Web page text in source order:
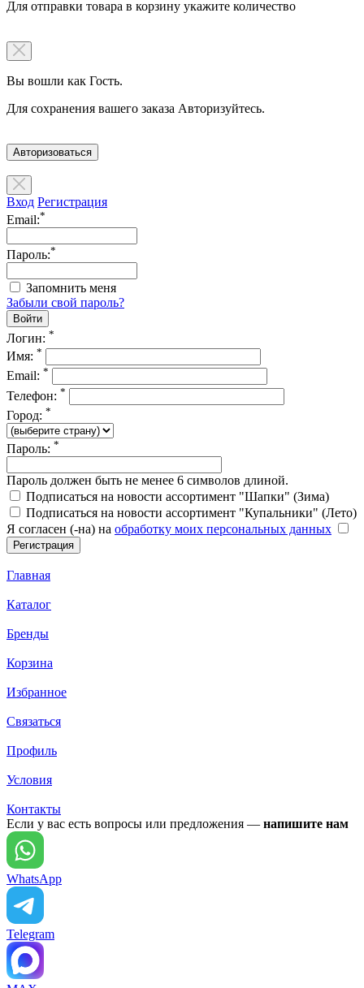
Для отправки товара в корзину укажите количество
Вы вошли как Гость.
Для сохранения вашего заказа Авторизуйтесь.
Авторизоваться
Вход Регистрация
Email:*
Пароль:*
Запомнить меня
Забыли свой пароль?
Логин: *
Имя: *
Email: *
Телефон: *
Город: *
Пароль: *
Пароль должен быть не менее 6 символов длиной.
Подписаться на новости ассортимент "Шапки" (Зима)
Подписаться на новости ассортимент "Купальники" (Лето)
Я согласен (-на) на обработку моих персональных данных
Главная
Каталог
Бренды
Корзина
Избранное
Связаться
Профиль
Условия
Контакты
Если у вас есть вопросы или предложения — напишите нам
WhatsApp
Telegram